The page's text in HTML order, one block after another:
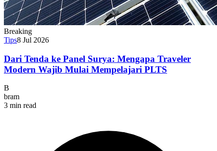
Breaking
Tips8 Jul 2026
Dari Tenda ke Panel Surya: Mengapa Traveler
Modern Wajib Mulai Mempelajari PLTS
B
bram
3 min read